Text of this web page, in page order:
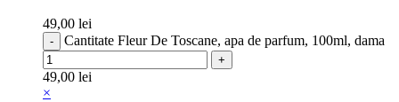
49,00 lei
Cantitate Fleur De Toscane, apa de parfum, 100ml, dama
49,00 lei
×